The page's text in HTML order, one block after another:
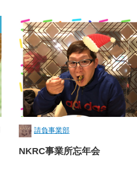
請負事業部
NKRC事業所忘年会